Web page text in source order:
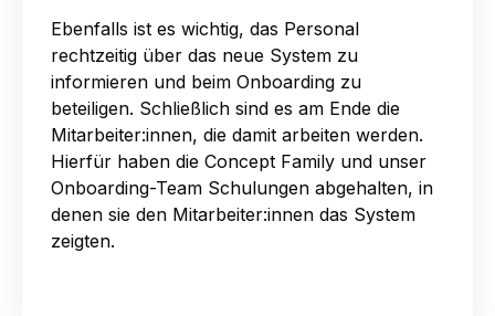
Ebenfalls ist es wichtig, das Personal
rechtzeitig über das neue System zu
informieren und beim Onboarding zu
beteiligen. Schließlich sind es am Ende die
Mitarbeiter:innen, die damit arbeiten werden.
Hierfür haben die Concept Family und unser
Onboarding-Team Schulungen abgehalten, in
denen sie den Mitarbeiter:innen das System
zeigten.